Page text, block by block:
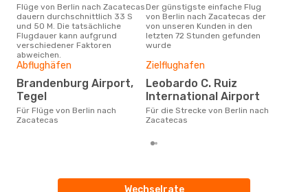
Flüge von Berlin nach Zacatecas
dauern durchschnittlich 33 S
und 50 M. Die tatsächliche
Flugdauer kann aufgrund
verschiedener Faktoren
abweichen.
Der günstigste einfache Flug
von Berlin nach Zacatecas der
von unseren Kunden in den
letzten 72 Stunden gefunden
wurde
Abflughäfen
Brandenburg Airport,
Tegel
Für Flüge von Berlin nach
Zacatecas
Zielflughafen
Leobardo C. Ruiz
International Airport
Für die Strecke von Berlin nach
Zacatecas
Wechselrate